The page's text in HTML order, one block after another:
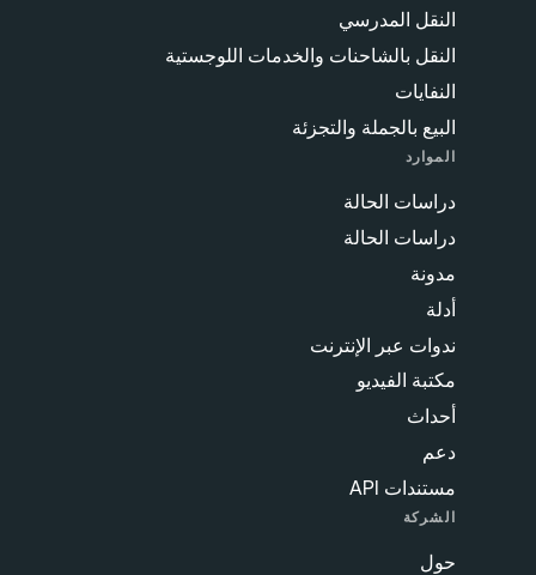
النقل المدرسي
النقل بالشاحنات والخدمات اللوجستية
النفايات
البيع بالجملة والتجزئة
الموارد
دراسات الحالة
دراسات الحالة
مدونة
ندوات عبر الإنترنت
مكتبة الفيديو
أحداث
مستندات API
الشركة